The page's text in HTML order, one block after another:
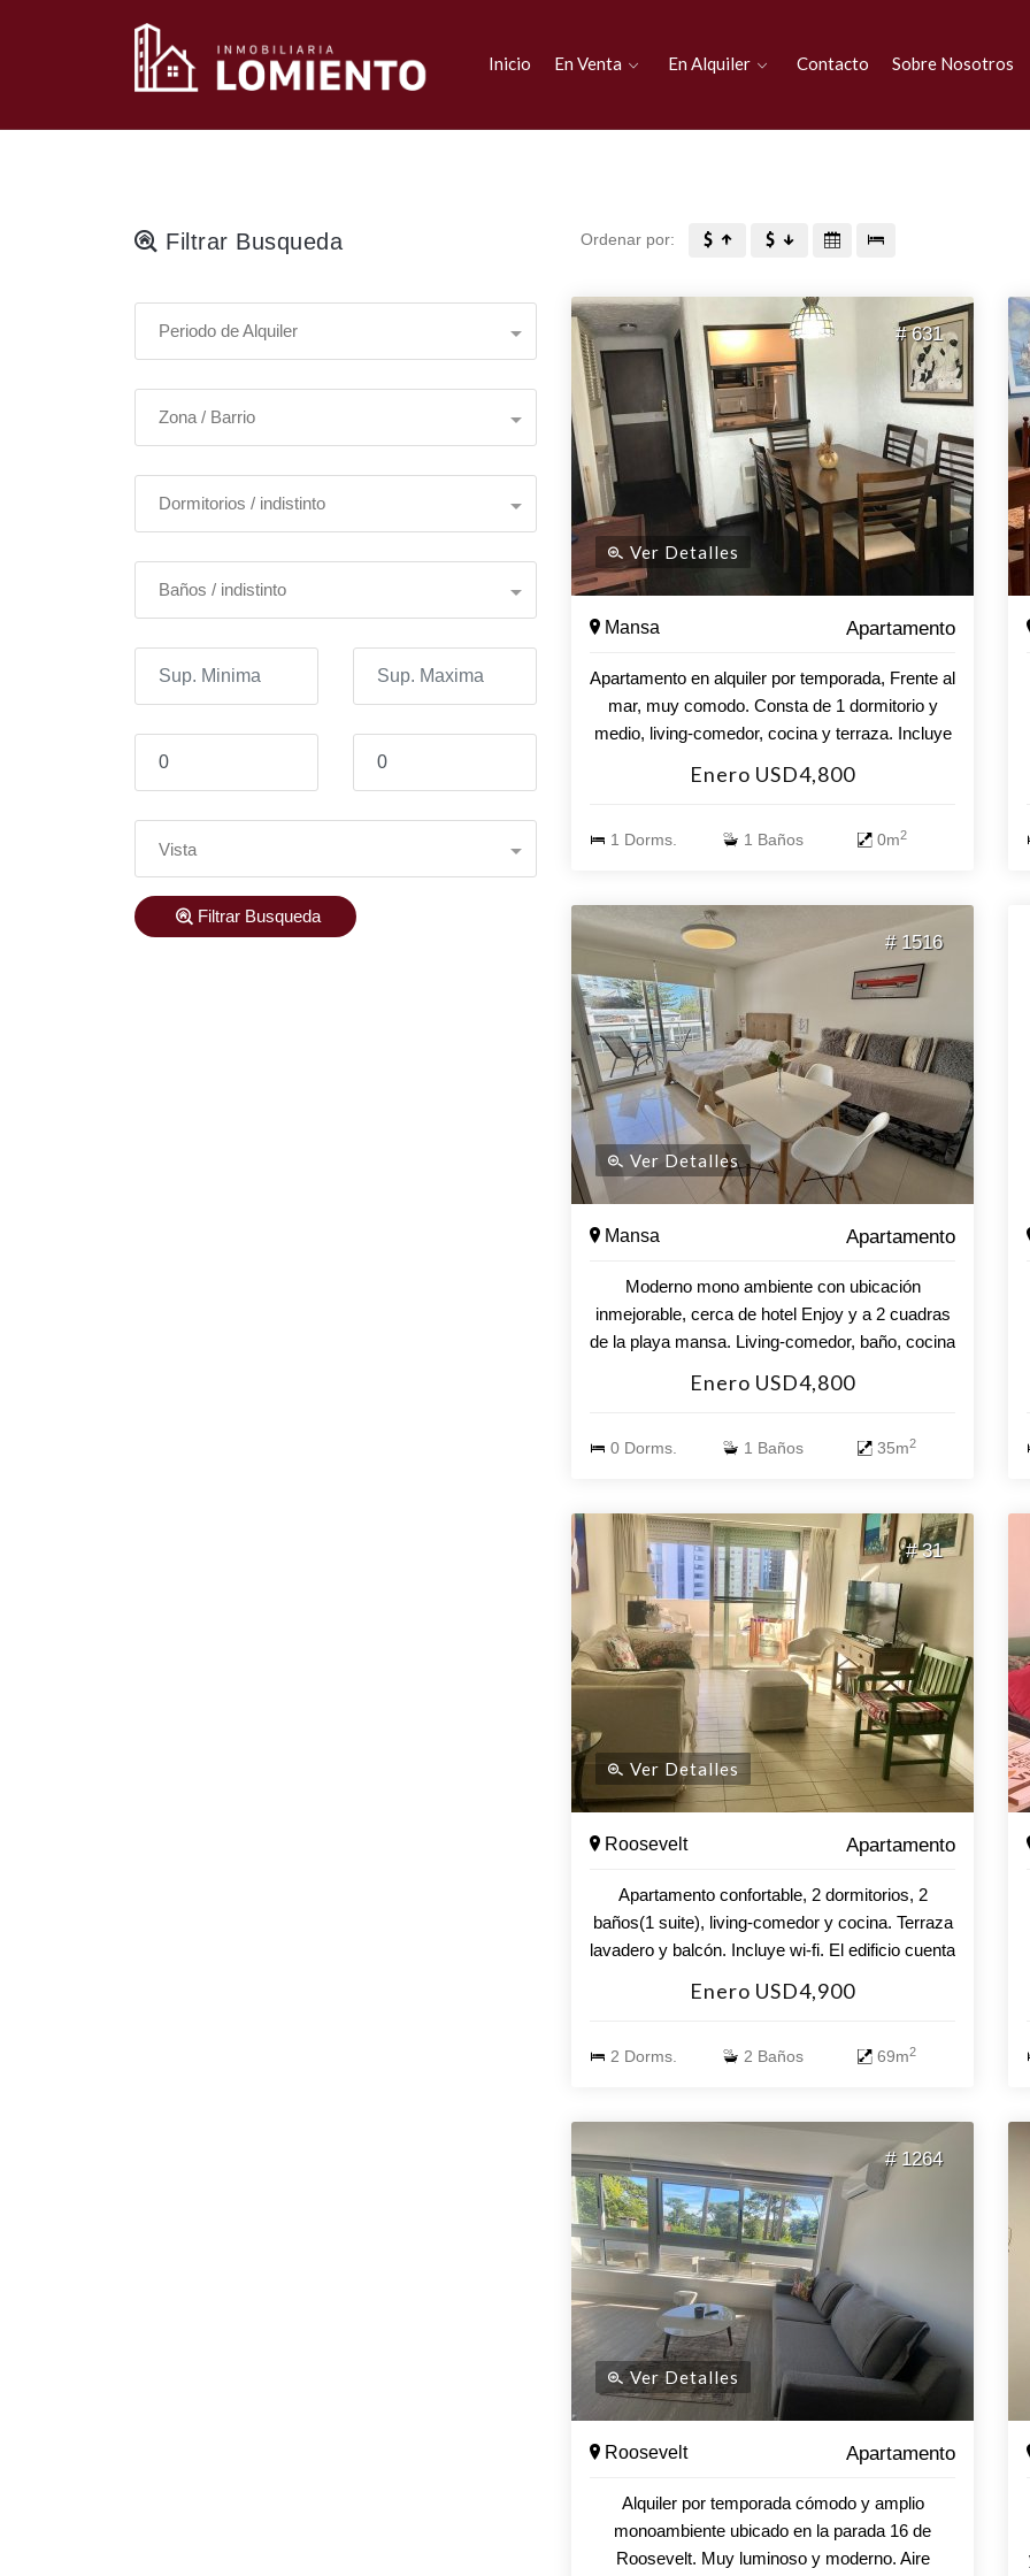
Inicio En Venta En Alquiler Contacto Sobre Nosotros
Filtrar Busqueda
Periodo de Alquiler
Zona / Barrio
Dormitorios / indistinto
Baños / indistinto
Vista
Filtrar Busqueda
Ordenar por:
# 631
Ver Detalles
Mansa Apartamento
Apartamento en alquiler por temporada, Frente al
mar, muy comodo. Consta de 1 dormitorio y
medio, living-comedor, cocina y terraza. Incluye
Enero USD4,800
1 Dorms. 1 Baños 0m2
# 1516
Ver Detalles
Mansa Apartamento
Moderno mono ambiente con ubicación
inmejorable, cerca de hotel Enjoy y a 2 cuadras
de la playa mansa. Living-comedor, baño, cocina
Incluye wi-fi, aire acondicionado y lavarropas.
aparatos de gimnasia, sauna, barbacoa y sala
Enero USD4,800
0 Dorms. 1 Baños 35m2
# 31
Ver Detalles
Roosevelt Apartamento
Apartamento confortable, 2 dormitorios, 2
baños(1 suite), living-comedor y cocina. Terraza
lavadero y balcón. Incluye wi-fi. El edificio cuenta
infantil, barbacoa, parrilleros, lavadero, servicio
Enero USD4,900
2 Dorms. 2 Baños 69m2
# 1264
Ver Detalles
Roosevelt Apartamento
Alquiler por temporada cómodo y amplio
monoambiente ubicado en la parada 16 de
Roosevelt. Muy luminoso y moderno. Aire